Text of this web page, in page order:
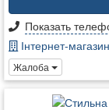
Показать
Інтернет-
Жалоба